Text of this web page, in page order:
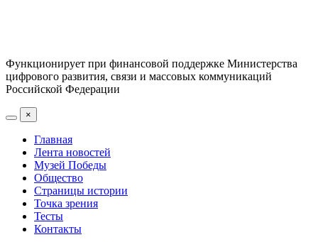
Функционирует при финансовой поддержке Министерства
цифрового развития, связи и массовых коммуникаций
Российской Федерации
×
Главная
Лента новостей
Музей Победы
Общество
Страницы истории
Точка зрения
Тесты
Контакты